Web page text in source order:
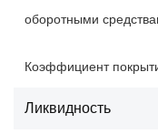
оборотными
Коэффициент
Ликвидность